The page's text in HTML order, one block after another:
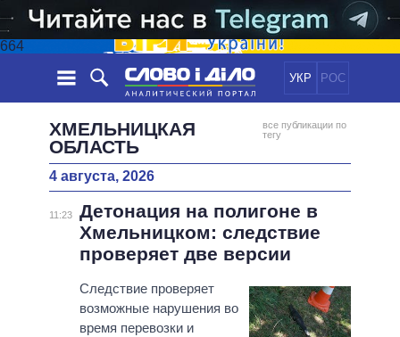
664
УКР РОС
НОВОСТИ
ЛЕНТА
СОБЫТИЯ
СТАТЬИ
ДАЙДЖЕСТЫ
ПОЛИТИКА
ЭКОНОМИКА
ОБЩЕСТВО
ОБЕЩАНИЯ
ПОЛИТИКИ
ВЕРХОВНАЯ РАДА
КАБИНЕТ МИНИСТРОВ
ИНФОГРАФИКА
ВИДЕО
ПОДДЕРЖАТЬ
ХМЕЛЬНИЦКАЯ
ОБЛАСТЬ
все публикации по
тегу
4 августа, 2026
11:23
Детонация на полигоне в
Хмельницком: следствие
проверяет две версии
Следствие проверяет
возможные нарушения во
время перевозки и